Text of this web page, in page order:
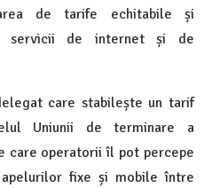
de tarife echitabile și
servicii de internet și de
care stabilește un tarif
Uniunii de terminare a
care operatorii îl pot percepe
fixe și mobile între